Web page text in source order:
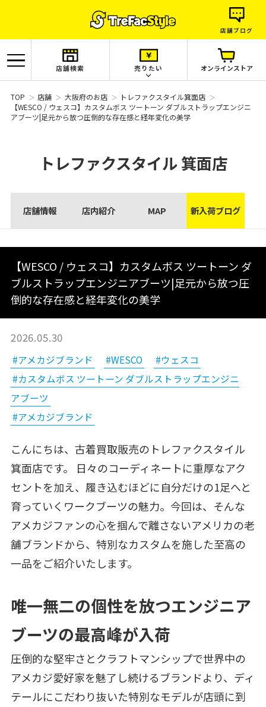
店舗ブログ
店舗検索 売りたい オンラインストア
TOP 店舗 大阪府のお店
トレファクスタイル箕面店
【WESCO / ウェスコ】カスタムボス ツートーン ダブルストラップエンジニ
アブーツ|足元から放つ圧倒的な存在感と経年変化の美学
トレファクスタイル箕面店
店舗情報 店内紹介 MAP 新入荷ブログ
【WESCO / ウェスコ】カスタムボス ツートーン ダ
ブルストラップエンジニアブーツ|足元から放つ圧
倒的な存在感と経年変化の美学
2026.05.30
#アメカジブランド #WESCO
#ウェスコ
#カスタムボス ツートーン ダブルストラップエンジニ
アブーツ
#アメカジブランド
こんにちは、古着買取販売のトレファクスタイル
箕面店です。 日々のコーディネートに重厚なアク
セントを加え、履き込むほどに自分だけの1足へと
育っていくワークブーツの魅力。今回は、そんな
アメカジファンの心を掴んで離さないアメリカの老
舗ブランドから、特別なカスタムを施した至高の
一品をご紹介いたします。
唯一無二の個性を放つエンジニア
ブーツの最高峰が入荷
圧倒的な堅牢さとクラフトマンシップで世界中の
アメカジ愛好家を魅了し続けるブランドより、ディ
テールにこだわり抜いた特別なモデルが店頭に到